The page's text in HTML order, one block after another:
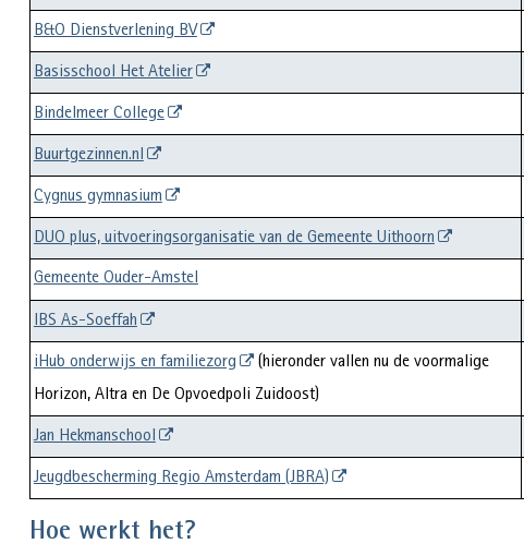
B&O Dienstverlening BV
Basisschool Het Atelier
Bindelmeer College
Buurtgezinnen.nl
Cygnus gymnasium
DUO plus, uitvoeringsorganisatie van de Gemeente Uithoorn
Gemeente Ouder-Amstel
IBS As-Soeffah
iHub onderwijs en familiezorg
(hieronder vallen nu de voormalige
Horizon, Altra en De Opvoedpoli Zuidoost)
Jan Hekmanschool
Jeugdbescherming Regio Amsterdam (JBRA)
Hoe werkt het?